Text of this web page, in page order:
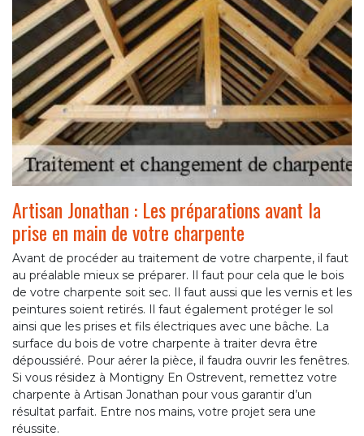
Artisan Jonathan : Les préparations avant la
prise en main de votre charpente
Avant de procéder au traitement de votre charpente, il faut
au préalable mieux se préparer. Il faut pour cela que le bois
de votre charpente soit sec. Il faut aussi que les vernis et les
peintures soient retirés. Il faut également protéger le sol
ainsi que les prises et fils électriques avec une bâche. La
surface du bois de votre charpente à traiter devra être
dépoussiéré. Pour aérer la pièce, il faudra ouvrir les fenêtres.
Si vous résidez à Montigny En Ostrevent, remettez votre
charpente à Artisan Jonathan pour vous garantir d’un
résultat parfait. Entre nos mains, votre projet sera une
réussite.